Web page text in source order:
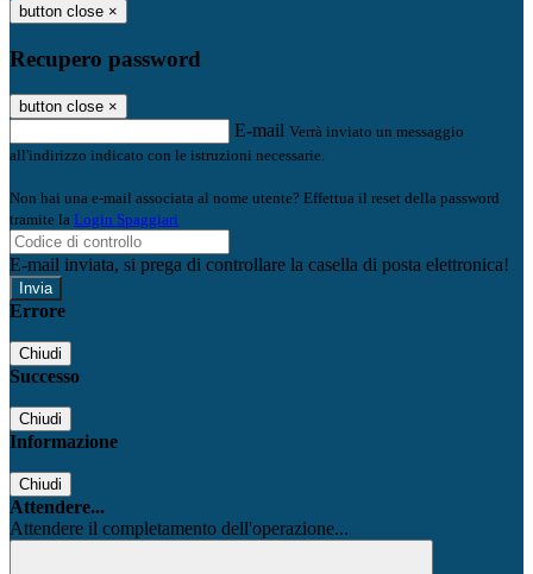
button close ×
Recupero password
button close ×
E-mail Verrà inviato un messaggio
all'indirizzo indicato con le istruzioni necessarie.
Non hai una e-mail associata al nome utente? Effettua il reset della password
tramite la Login Spaggiari
E-mail inviata, si prega di controllare la casella di posta elettronica!
Errore
Chiudi
Successo
Chiudi
Informazione
Chiudi
Attendere...
Attendere il completamento dell'operazione...